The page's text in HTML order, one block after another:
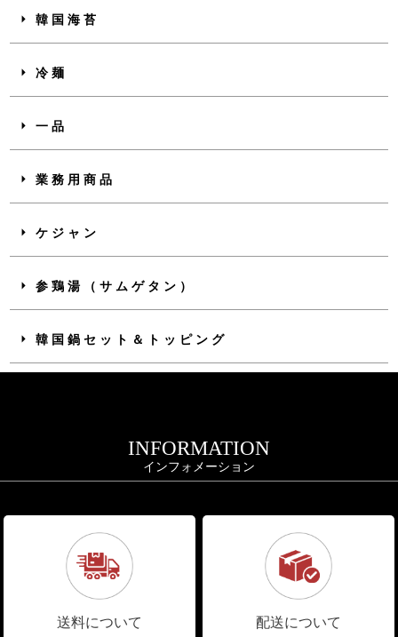
韓国海苔
冷麺
一品
業務用商品
ケジャン
参鶏湯（サムゲタン）
韓国鍋セット＆トッピング
INFORMATION
インフォメーション
送料について 配送について